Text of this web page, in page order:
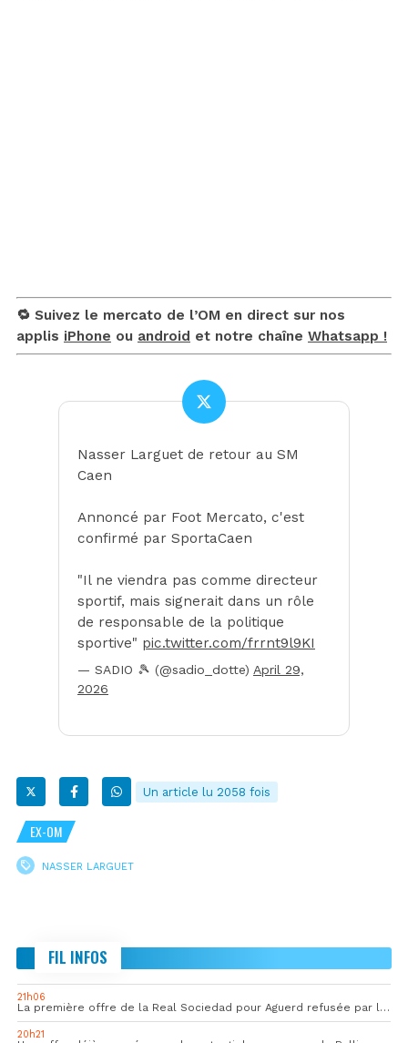
🔁 Suivez le mercato de l’OM en direct sur nos
applis iPhone ou android et notre chaîne Whatsapp !
Nasser Larguet de retour au SM
Caen
Annoncé par Foot Mercato, c'est
confirmé par SportaCaen
"Il ne viendra pas comme directeur
sportif, mais signerait dans un rôle
de responsable de la politique
sportive" pic.twitter.com/frrnt9l9KI
— SADIO 🎾 (@sadio_dotte) April 29,
2026
Un article lu 2058 fois
EX-OM
NASSER LARGUET
FIL INFOS
21h06
La première offre de la Real Sociedad pour Aguerd refusée par l’OM
20h21